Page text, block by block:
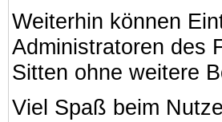
Weiterhin können
Administratoren des
Sitten ohne weitere
Viel Spaß beim